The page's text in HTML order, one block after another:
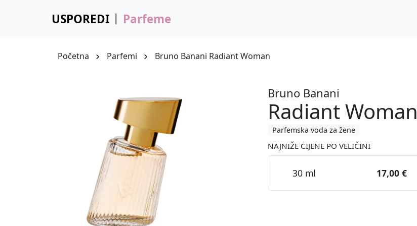
USPOREDI Parfeme
Početna Parfemi Bruno Banani Radiant Woman
Bruno Banani
Radiant Woman
Parfemska voda za žene
NAJNIŽE CIJENE PO VELIČINI
30 ml 17,00 €